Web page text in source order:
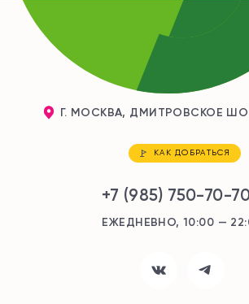
Г. МОСКВА, ДМИТРОВСКОЕ
КАК ДОБРАТЬСЯ
+7 (985) 750-70-
ЕЖЕДНЕВНО, 10:00 —